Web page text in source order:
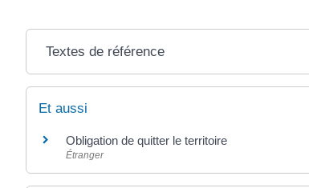
Textes de référence
Et aussi
Obligation de quitter le territoire
Étranger